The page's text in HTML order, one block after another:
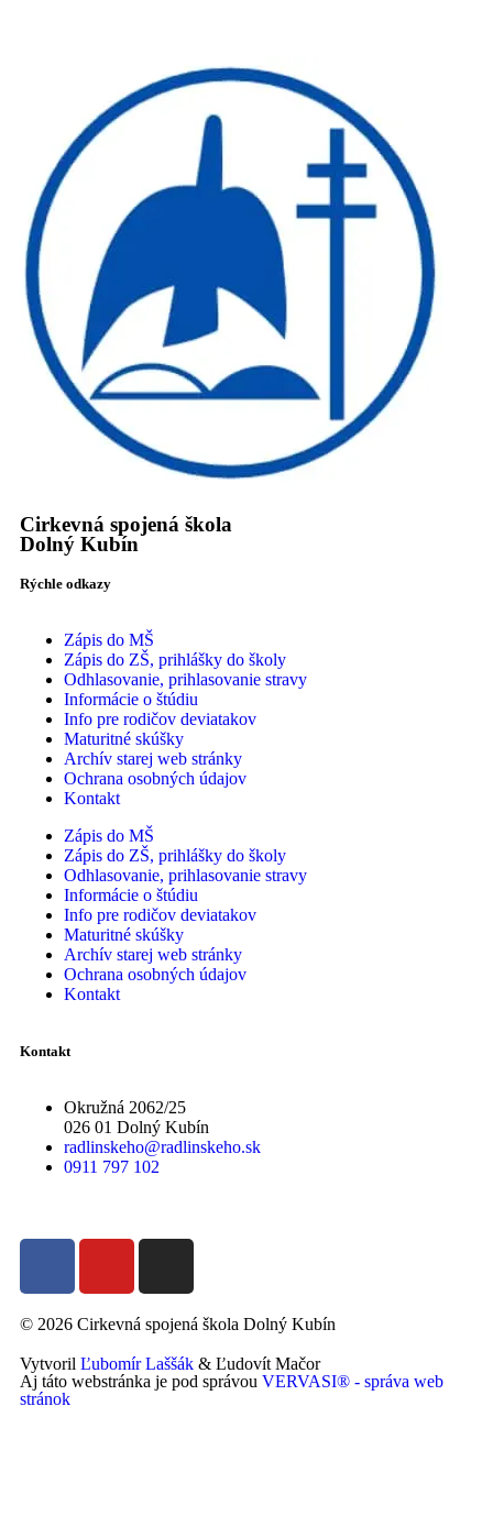
Cirkevná spojená škola
Dolný Kubín
Rýchle odkazy
Zápis do MŠ
Zápis do ZŠ, prihlášky do školy
Odhlasovanie, prihlasovanie stravy
Informácie o štúdiu
Info pre rodičov deviatakov
Maturitné skúšky
Archív starej web stránky
Ochrana osobných údajov
Kontakt
Zápis do MŠ
Zápis do ZŠ, prihlášky do školy
Odhlasovanie, prihlasovanie stravy
Informácie o štúdiu
Info pre rodičov deviatakov
Maturitné skúšky
Archív starej web stránky
Ochrana osobných údajov
Kontakt
Kontakt
Okružná 2062/25
026 01 Dolný Kubín
radlinskeho@radlinskeho.sk
0911 797 102
© 2026 Cirkevná spojená škola Dolný Kubín
Vytvoril Ľubomír Laššák & Ľudovít Mačor
Aj táto webstránka je pod správou VERVASI® - správa web
stránok